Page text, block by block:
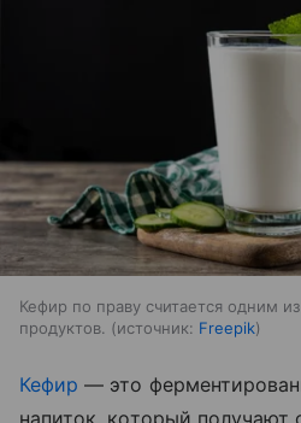
Кефир по праву считается одним
продуктов.
источник: Freepik
Кефир — это